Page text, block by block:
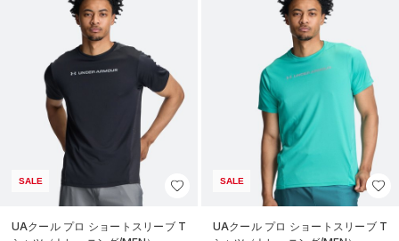
SALE
UAクール プロ ショートスリーブ T
SALE
UAクール プロ ショートスリーブ T